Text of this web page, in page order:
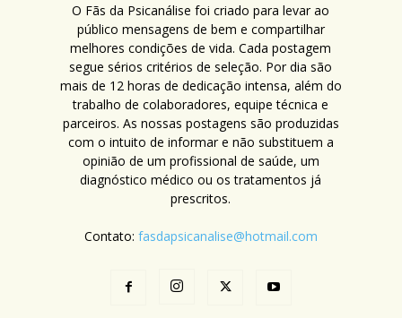
O Fãs da Psicanálise foi criado para levar ao
público mensagens de bem e compartilhar
melhores condições de vida. Cada postagem
segue sérios critérios de seleção. Por dia são
mais de 12 horas de dedicação intensa, além do
trabalho de colaboradores, equipe técnica e
parceiros. As nossas postagens são produzidas
com o intuito de informar e não substituem a
opinião de um profissional de saúde, um
diagnóstico médico ou os tratamentos já
prescritos.
Contato: fasdapsicanalise@hotmail.com